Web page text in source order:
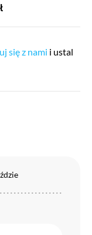
się z nami i ustal